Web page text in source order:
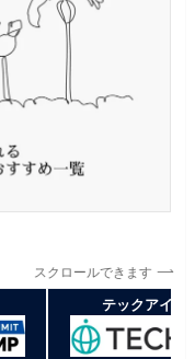
スクロールできます
テックアイエ